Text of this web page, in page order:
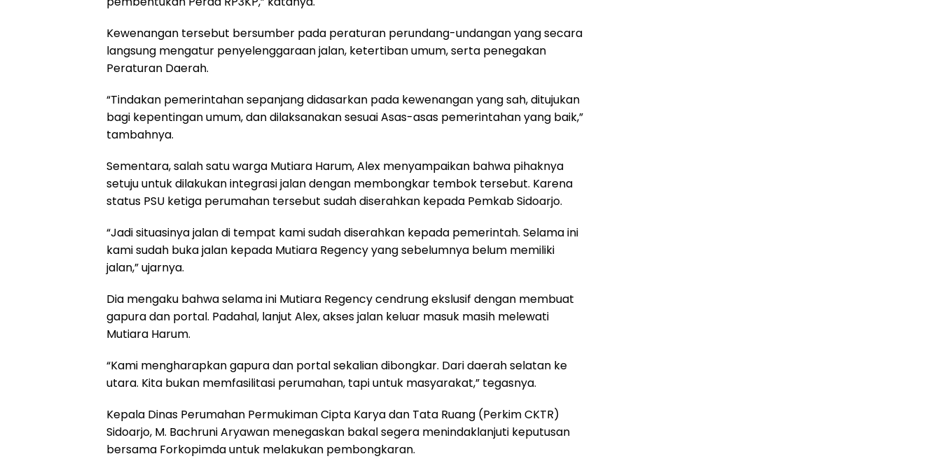
Kewenangan tersebut bersumber pada peraturan perundang-undangan yang secara
langsung mengatur penyelenggaraan jalan, ketertiban umum, serta penegakan
Peraturan Daerah.
“Tindakan pemerintahan sepanjang didasarkan pada kewenangan yang sah, ditujukan
bagi kepentingan umum, dan dilaksanakan sesuai Asas-asas pemerintahan yang baik,”
tambahnya.
Sementara, salah satu warga Mutiara Harum, Alex menyampaikan bahwa pihaknya
setuju untuk dilakukan integrasi jalan dengan membongkar tembok tersebut. Karena
status PSU ketiga perumahan tersebut sudah diserahkan kepada Pemkab Sidoarjo.
“Jadi situasinya jalan di tempat kami sudah diserahkan kepada pemerintah. Selama ini
kami sudah buka jalan kepada Mutiara Regency yang sebelumnya belum memiliki
jalan,” ujarnya.
Dia mengaku bahwa selama ini Mutiara Regency cendrung ekslusif dengan membuat
gapura dan portal. Padahal, lanjut Alex, akses jalan keluar masuk masih melewati
Mutiara Harum.
“Kami mengharapkan gapura dan portal sekalian dibongkar. Dari daerah selatan ke
utara. Kita bukan memfasilitasi perumahan, tapi untuk masyarakat,” tegasnya.
Kepala Dinas Perumahan Permukiman Cipta Karya dan Tata Ruang (Perkim CKTR)
Sidoarjo, M. Bachruni Aryawan menegaskan bakal segera menindaklanjuti keputusan
bersama Forkopimda untuk melakukan pembongkaran.